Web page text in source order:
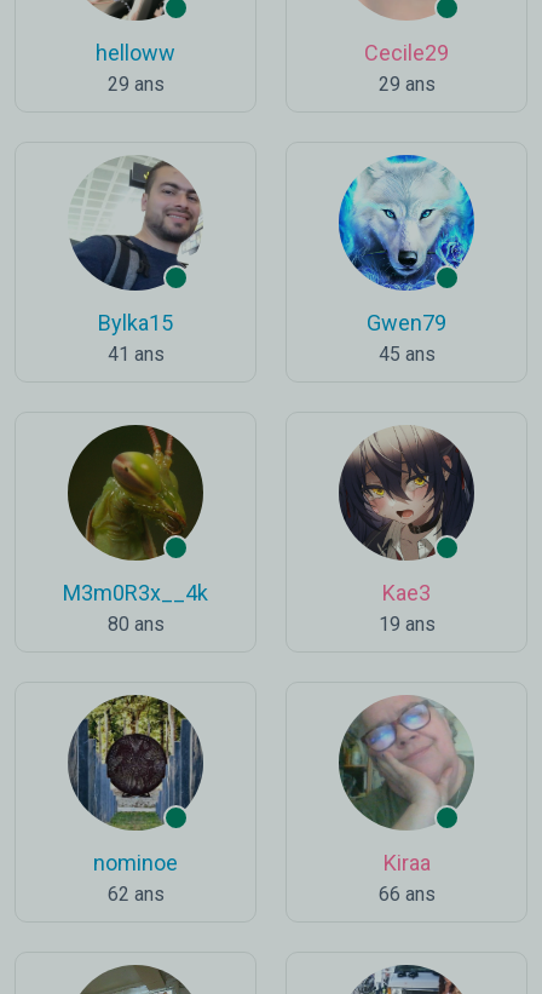
helloww
29 ans
Cecile29
29 ans
Bylka15
41 ans
Gwen79
45 ans
M3m0R3x__4k
80 ans
Kae3
19 ans
nominoe
62 ans
Kiraa
66 ans